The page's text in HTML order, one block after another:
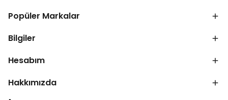
Popüler Markalar
Bilgiler
Hesabım
Hakkımızda